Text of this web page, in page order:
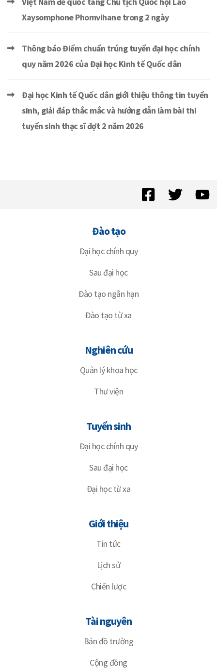
Xaysomphone Phomvihane trong 2 ngày
Thông báo Điểm chuẩn trúng tuyển đại học chính
quy năm 2026 của Đại học Kinh tế Quốc dân
Đại học Kinh tế Quốc dân giới thiệu thông tin tuyển
sinh, giải đáp thắc mắc và hướng dẫn làm bài thi
tuyển sinh thạc sĩ đợt 2 năm 2026
Đào tạo
Đại học chính quy
Sau đại học
Đào tạo ngắn hạn
Đào tạo từ xa
Nghiên cứu
Quản lý khoa học
Thư viện
Tuyển sinh
Đại học chính quy
Sau đại học
Đại học từ xa
Giới thiệu
Tin tức
Lịch sử
Chiến lược
Tài nguyên
Bản đồ trường
Cộng đồng